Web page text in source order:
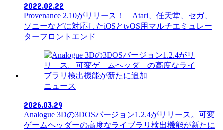
2022.02.22
Provenance 2.10がリリース！ Atari、任天堂、セガ、
ソニーなどに対応したiOSとtvOS用マルチエミュレー
ターフロントエンド
ニュース
2026.03.29
Analogue 3Dの3DOSバージョン1.2.4がリリース。可変
ゲームヘッダーの高度なライブラリ検出機能が新たに